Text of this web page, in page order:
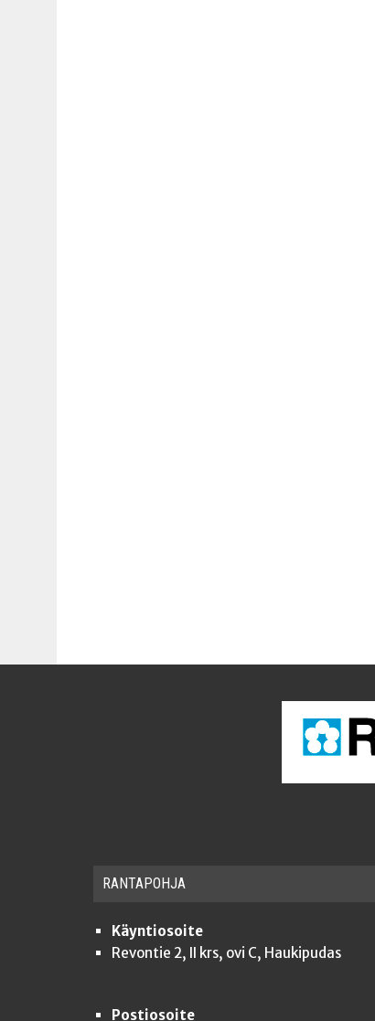
RAN­TA­POH­JA
Käyntiosoite
Revontie 2, II krs, ovi C, Haukipudas
Postiosoite